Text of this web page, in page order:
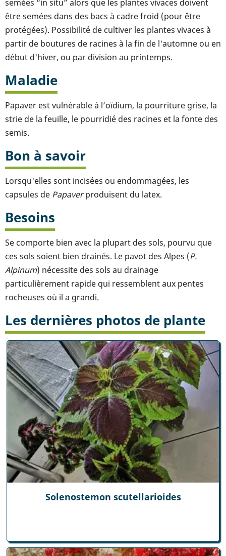
semées “in situ” alors que les plantes vivaces doivent
être semées dans des bacs à cadre froid (pour être
protégées). Possibilité de cultiver les plantes vivaces à
partir de boutures de racines à la fin de l'automne ou en
début d'hiver, ou par division au printemps.
Maladie
Papaver est vulnérable à l’oïdium, la pourriture grise, la
strie de la feuille, le pourridié des racines et la fonte des
semis.
Bon à savoir
Lorsqu'elles sont incisées ou endommagées, les
capsules de Papaverproduisent du latex.
Besoins
Se comporte bien avec la plupart des sols, pourvu que
ces sols soient bien drainés. Le pavot des Alpes (P.
Alpinum) nécessite des sols au drainage
particulièrement rapide qui ressemblent aux pentes
rocheuses où il a grandi.
Les dernières photos de plante
Solenostemon scutellarioides